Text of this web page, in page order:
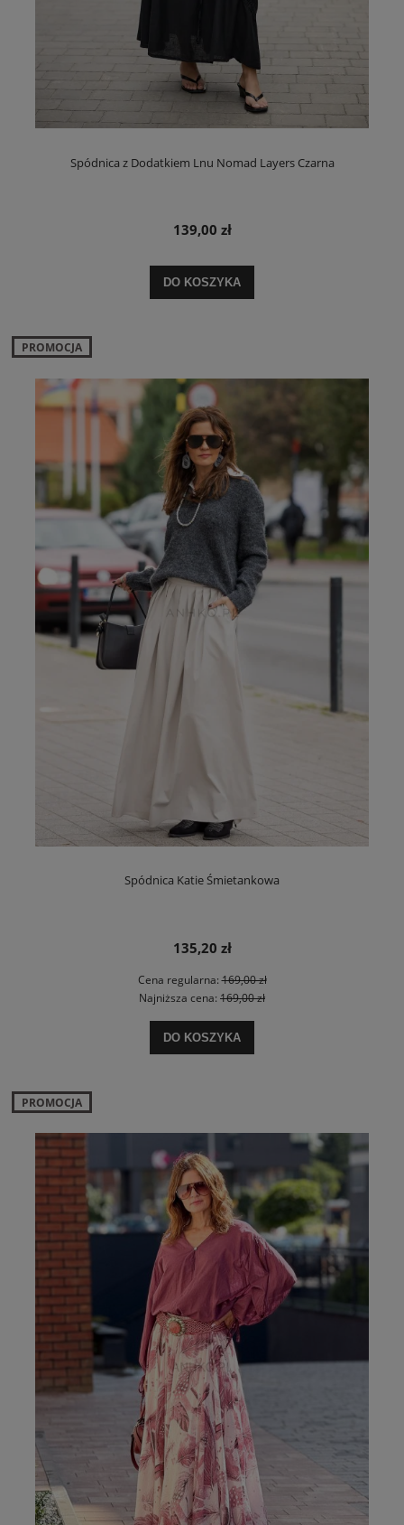
Spódnica z Dodatkiem Lnu Nomad Layers Czarna
139,00 zł
DO KOSZYKA
Spódnica Katie Śmietankowa
135,20 zł
Cena regularna:169,00 zł
Najniższa cena: 169,00 zł
DO KOSZYKA
PROMOCJA
PROMOCJA